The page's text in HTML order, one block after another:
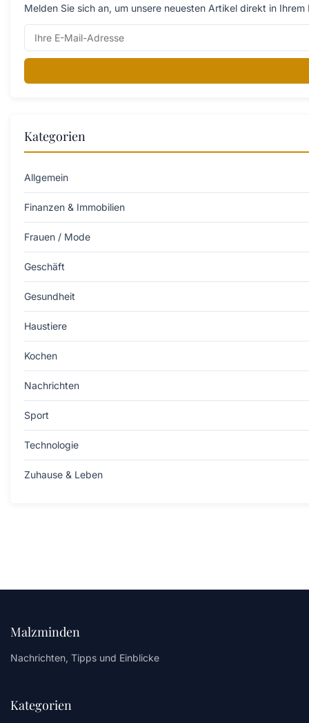
Melden Sie sich an, um unsere neuesten Artikel direkt in
Kategorien
Allgemein
Finanzen & Immobilien
Frauen / Mode
Geschäft
Gesundheit
Haustiere
Kochen
Nachrichten
Sport
Technologie
Zuhause & Leben
Malzminden
Nachrichten, Tipps und Einblicke
Kategorien